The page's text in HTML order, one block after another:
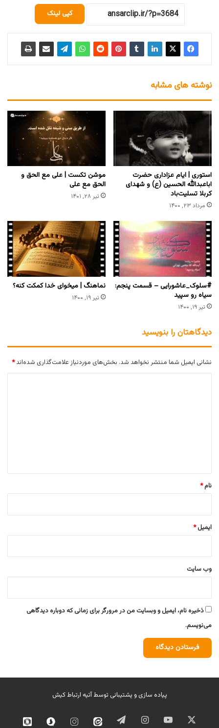
کپی لینک
نوشته های مشابه
استوری | ایام عزاداری حضرت
اباعبدالله الحسین (ع) و شهدای
کربلا تسلیت‌باد
مرداد ۲۳, ۱۴۰۰
موشن تکست | علی مع الحق و
الحق مع علی
تیر ۲۸, ۱۴۰۱
#سلوک_عاشورایی – قسمت پنجم:
سیاه رو سپید
تیر ۱۹, ۱۴۰۰
نماهنگ | میخوای خدا کمکت کنه؟
تیر ۱۹, ۱۴۰۰
دیدگاهتان را بنویسید
نشانی ایمیل شما منتشر نخواهد شد. بخش‌های موردنیاز علامت‌گذاری شده‌اند*
نام*
ایمیل*
وب‌ سایت
ذخیره نام، ایمیل و وبسایت من در مرورگر برای زمانی که دوباره دیدگاهی
می‌نویسم.
پیاده سازی و پشتیبانی توسطآتیه ارتباط کیش
ایکس یوتیوب اینستاگرامتلگرام ایتا اینستاگرامسروش